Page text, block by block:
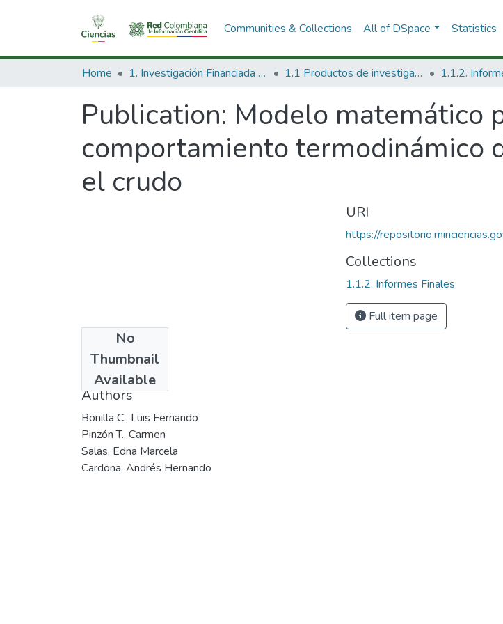
Communities & Collections All of DSpace Statistics
Home 1. Investigación Financiada con Recursos Públicos 1.1 Productos de investigación 1.1.2.
Publication: Modelo matemático
comportamiento termodinámico
el crudo
No
Thumbnail
Available
2003
Authors
Bonilla C., Luis Fernando
Pinzón T., Carmen
Salas, Edna Marcela
Cardona, Andrés Hernando
URI
https://
Collections
1.1.2. Informes Finales
Full item page